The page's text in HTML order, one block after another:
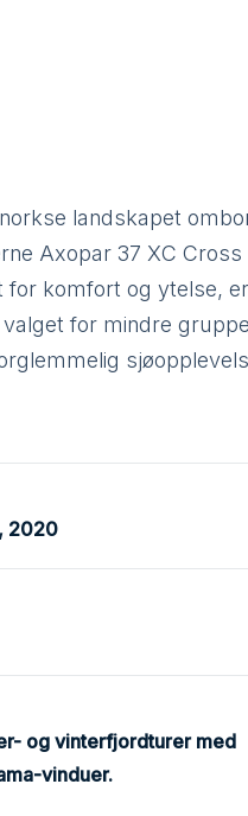
landskapet
Axopar 37 XC Cross
for komfort og ytelse, er
for mindre
2020
og vinterfjordturer med
vinduer.